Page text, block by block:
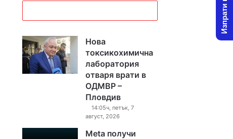
Нова
токсикохимична
лаборатория
отваря врати в
ОДМВР –
Пловдив
14:05ч, петък, 7
август, 2026
Meta получи